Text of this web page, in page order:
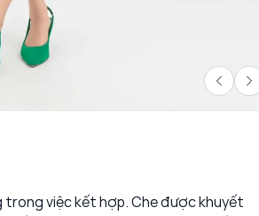
trong việc kết hợp. Che được khuyết